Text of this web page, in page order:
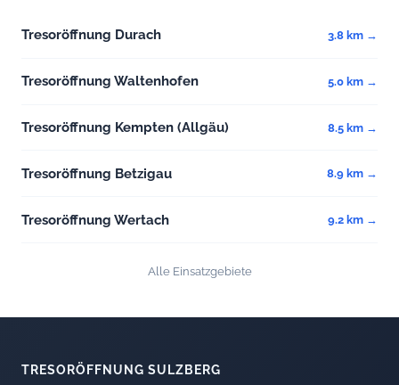
Tresoröffnung Durach 3.8 km →
Tresoröffnung Waltenhofen 5.0 km →
Tresoröffnung Kempten (Allgäu) 8.5 km →
Tresoröffnung Betzigau 8.9 km →
Tresoröffnung Wertach 9.2 km →
Alle Einsatzgebiete
TRESORÖFFNUNG SULZBERG